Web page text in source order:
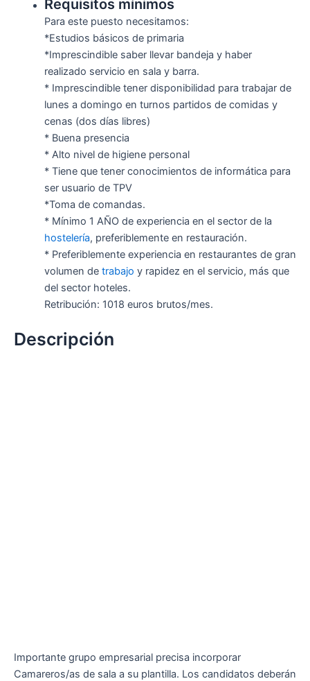
Requisitos mínimos
Para este puesto necesitamos:
*Estudios básicos de primaria
*Imprescindible saber llevar bandeja y haber
realizado servicio en sala y barra.
* Imprescindible tener disponibilidad para trabajar de
lunes a domingo en turnos partidos de comidas y
cenas (dos días libres)
* Buena presencia
* Alto nivel de higiene personal
* Tiene que tener conocimientos de informática para
ser usuario de TPV
*Toma de comandas.
* Mínimo 1 AÑO de experiencia en el sector de la
hostelería, preferiblemente en restauración.
* Preferiblemente experiencia en restaurantes de gran
volumen de trabajo y rapidez en el servicio, más que
del sector hoteles.
Retribución: 1018 euros brutos/mes.
Descripción
Importante grupo empresarial precisa incorporar
Camareros/as de sala a su plantilla. Los candidatos deberán